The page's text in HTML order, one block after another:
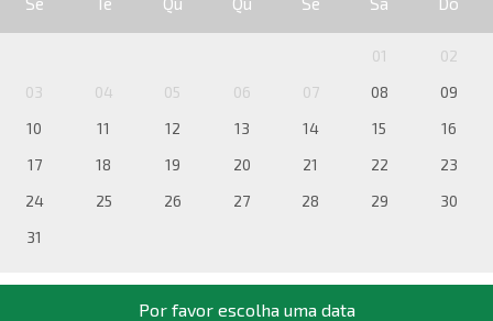
01
02
03
04 05 06 07 08
09
10
11 12 13 14 15
16
17
18 19 20 21 22
23
24
25 26 27 28 29
30
31
Por favor escolha uma data